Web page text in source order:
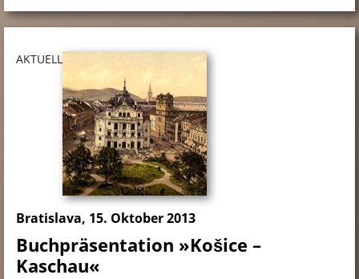
AKTUELL
Bratislava, 15. Oktober 2013
Buchpräsentation »Košice –
Kaschau«